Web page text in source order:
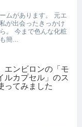
ムがあります。 元エ
が出会ったきっかけ
。 今まで色んな化粧
簡...
エンビロンの「モ
ルカプセル」のス
ってみました